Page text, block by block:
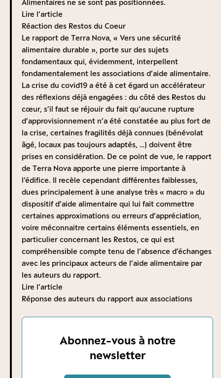
Alimentaires ne se sont pas positionnées.
Lire l’article
Réaction des Restos du Coeur
Le rapport de Terra Nova, « Vers une sécurité
alimentaire durable », porte sur des sujets
fondamentaux qui, évidemment, interpellent
fondamentalement les associations d’aide alimentaire.
La crise du covid19 a été à cet égard un accélérateur
des réflexions déjà engagées : du côté des Restos du
cœur, s’il faut se réjouir du fait qu’aucune rupture
d’approvisionnement n’a été constatée au plus fort de
la crise, certaines fragilités déjà connues (bénévolat
âgé, locaux pas toujours adaptés, …) doivent être
prises en considération. De ce point de vue, le rapport
de Terra Nova apporte une pierre importante à
l’édifice. Il recèle cependant différentes faiblesses,
dues principalement à une analyse très « macro » du
dispositif d’aide alimentaire qui lui fait commettre
certaines approximations ou erreurs d’appréciation,
voire méconnaitre certains éléments essentiels, en
particulier concernant les Restos, ce qui est
compréhensible compte tenu de l’absence d’échanges
avec les principaux acteurs de l’aide alimentaire par
les auteurs du rapport.
Lire l’article
Réponse des auteurs du rapport aux associations
Abonnez-vous à notre
newsletter